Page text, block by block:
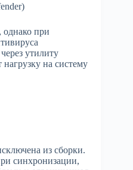
однако при
утилиту
на систему
из сборки.
синхронизации,